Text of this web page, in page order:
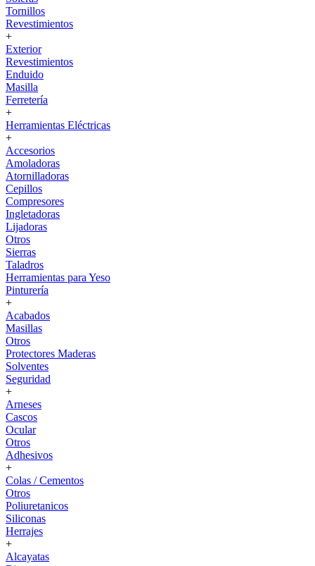
Tornillos
Revestimientos
+
Exterior
Revestimientos
Enduido
Masilla
Ferretería
+
Herramientas Eléctricas
+
Accesorios
Amoladoras
Atornilladoras
Cepillos
Compresores
Ingletadoras
Lijadoras
Otros
Sierras
Taladros
Herramientas para Yeso
Pinturería
+
Acabados
Masillas
Otros
Protectores Maderas
Solventes
Seguridad
+
Arneses
Cascos
Ocular
Otros
Adhesivos
+
Colas / Cementos
Otros
Poliuretanicos
Siliconas
Herrajes
+
Alcayatas